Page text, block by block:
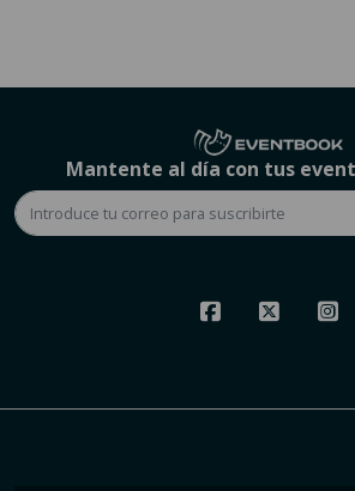
Mantente al día con tus